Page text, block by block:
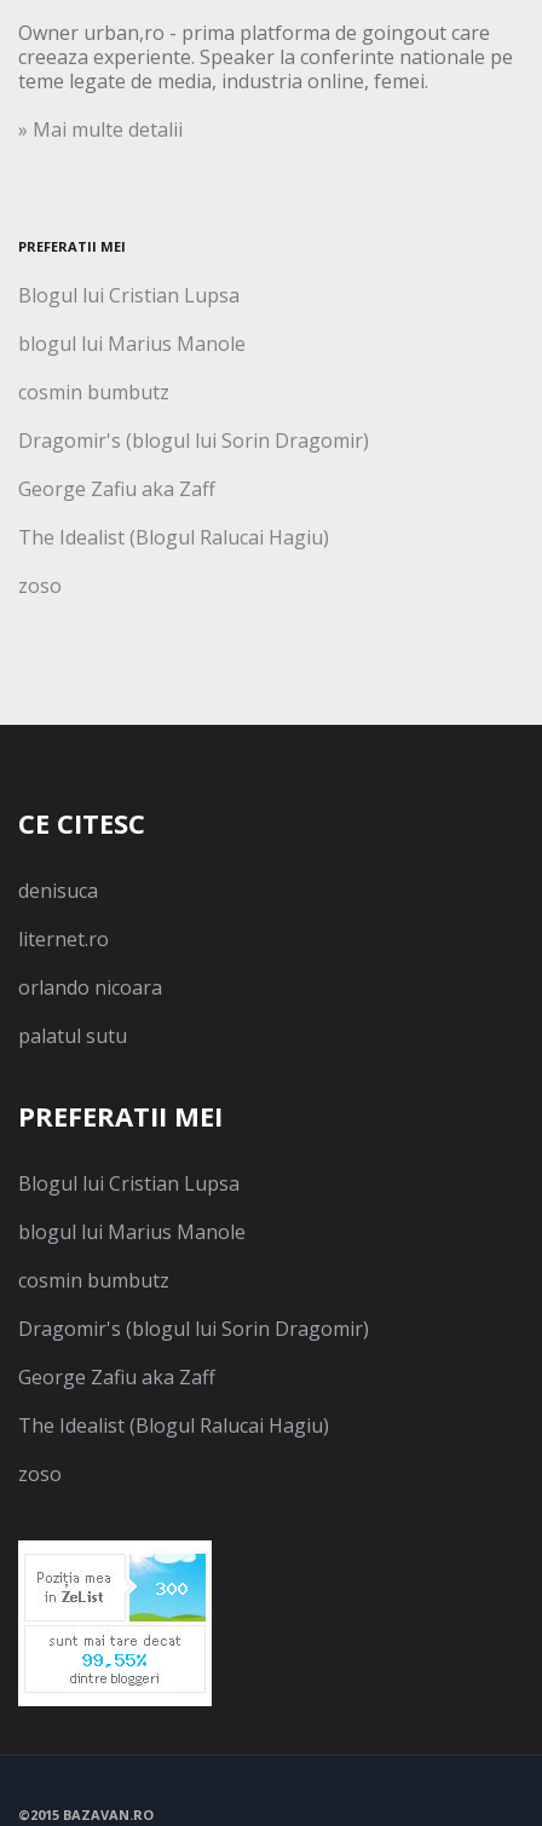
Owner urban,ro - prima platforma de goingout care
creeaza experiente. Speaker la conferinte nationale pe
teme legate de media, industria online, femei.
» Mai multe detalii
PREFERATII MEI
Blogul lui Cristian Lupsa
blogul lui Marius Manole
cosmin bumbutz
Dragomir's (blogul lui Sorin Dragomir)
George Zafiu aka Zaff
The Idealist (Blogul Ralucai Hagiu)
zoso
CE CITESC
denisuca
liternet.ro
orlando nicoara
palatul sutu
PREFERATII MEI
Blogul lui Cristian Lupsa
blogul lui Marius Manole
cosmin bumbutz
Dragomir's (blogul lui Sorin Dragomir)
George Zafiu aka Zaff
The Idealist (Blogul Ralucai Hagiu)
zoso
©2015 BAZAVAN.RO